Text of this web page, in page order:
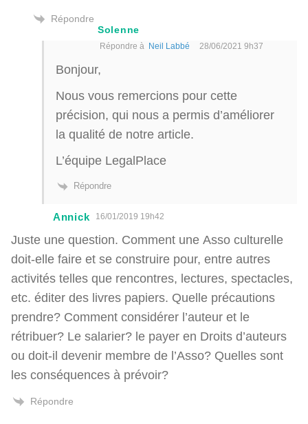
Répondre
Solenne
Répondre à Neil Labbé 28/06/2021 9h37
Bonjour,
Nous vous remercions pour cette
précision, qui nous a permis d’améliorer
la qualité de notre article.
L’équipe LegalPlace
Répondre
Annick 16/01/2019 19h42
Juste une question. Comment une Asso culturelle
doit-elle faire et se construire pour, entre autres
activités telles que rencontres, lectures, spectacles,
etc. éditer des livres papiers. Quelle précautions
prendre? Comment considérer l’auteur et le
rétribuer? Le salarier? le payer en Droits d’auteurs
ou doit-il devenir membre de l’Asso? Quelles sont
les conséquences à prévoir?
Répondre